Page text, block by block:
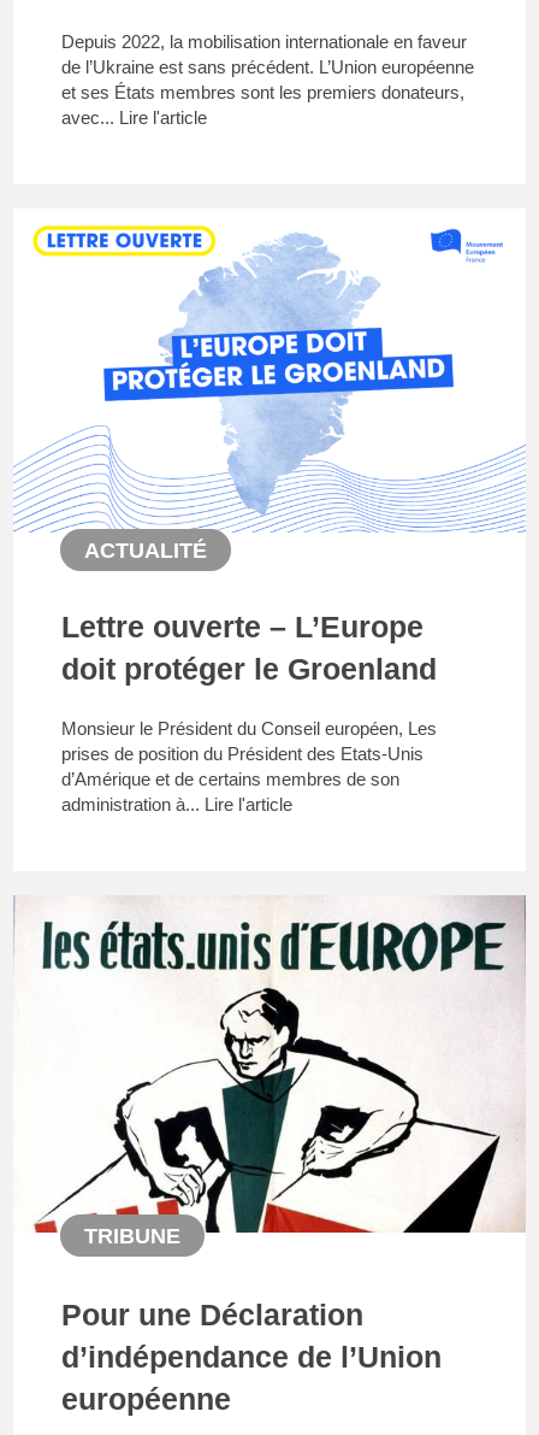
Depuis 2022, la mobilisation internationale en faveur
de l’Ukraine est sans précédent. L’Union européenne
et ses États membres sont les premiers donateurs,
avec... Lire l'article
ACTUALITÉ
Lettre ouverte – L’Europe
doit protéger le Groenland
Monsieur le Président du Conseil européen, Les
prises de position du Président des Etats-Unis
d’Amérique et de certains membres de son
administration à... Lire l'article
TRIBUNE
Pour une Déclaration
d’indépendance de l’Union
européenne